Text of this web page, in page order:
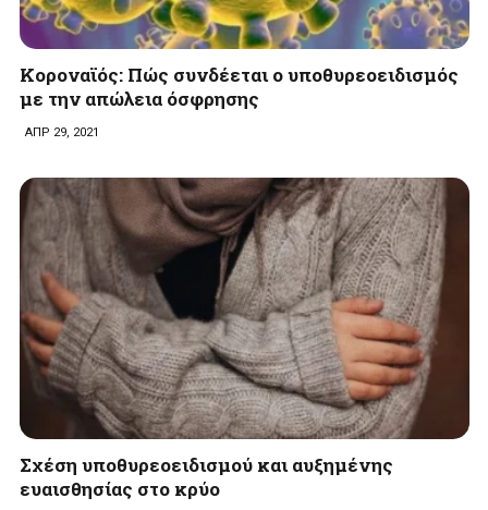
Κοροναϊός: Πώς συνδέεται ο υποθυρεοειδισμός
με την απώλεια όσφρησης
ΑΠΡ 29, 2021
Σχέση υποθυρεοειδισμού και αυξημένης
ευαισθησίας στο κρύο